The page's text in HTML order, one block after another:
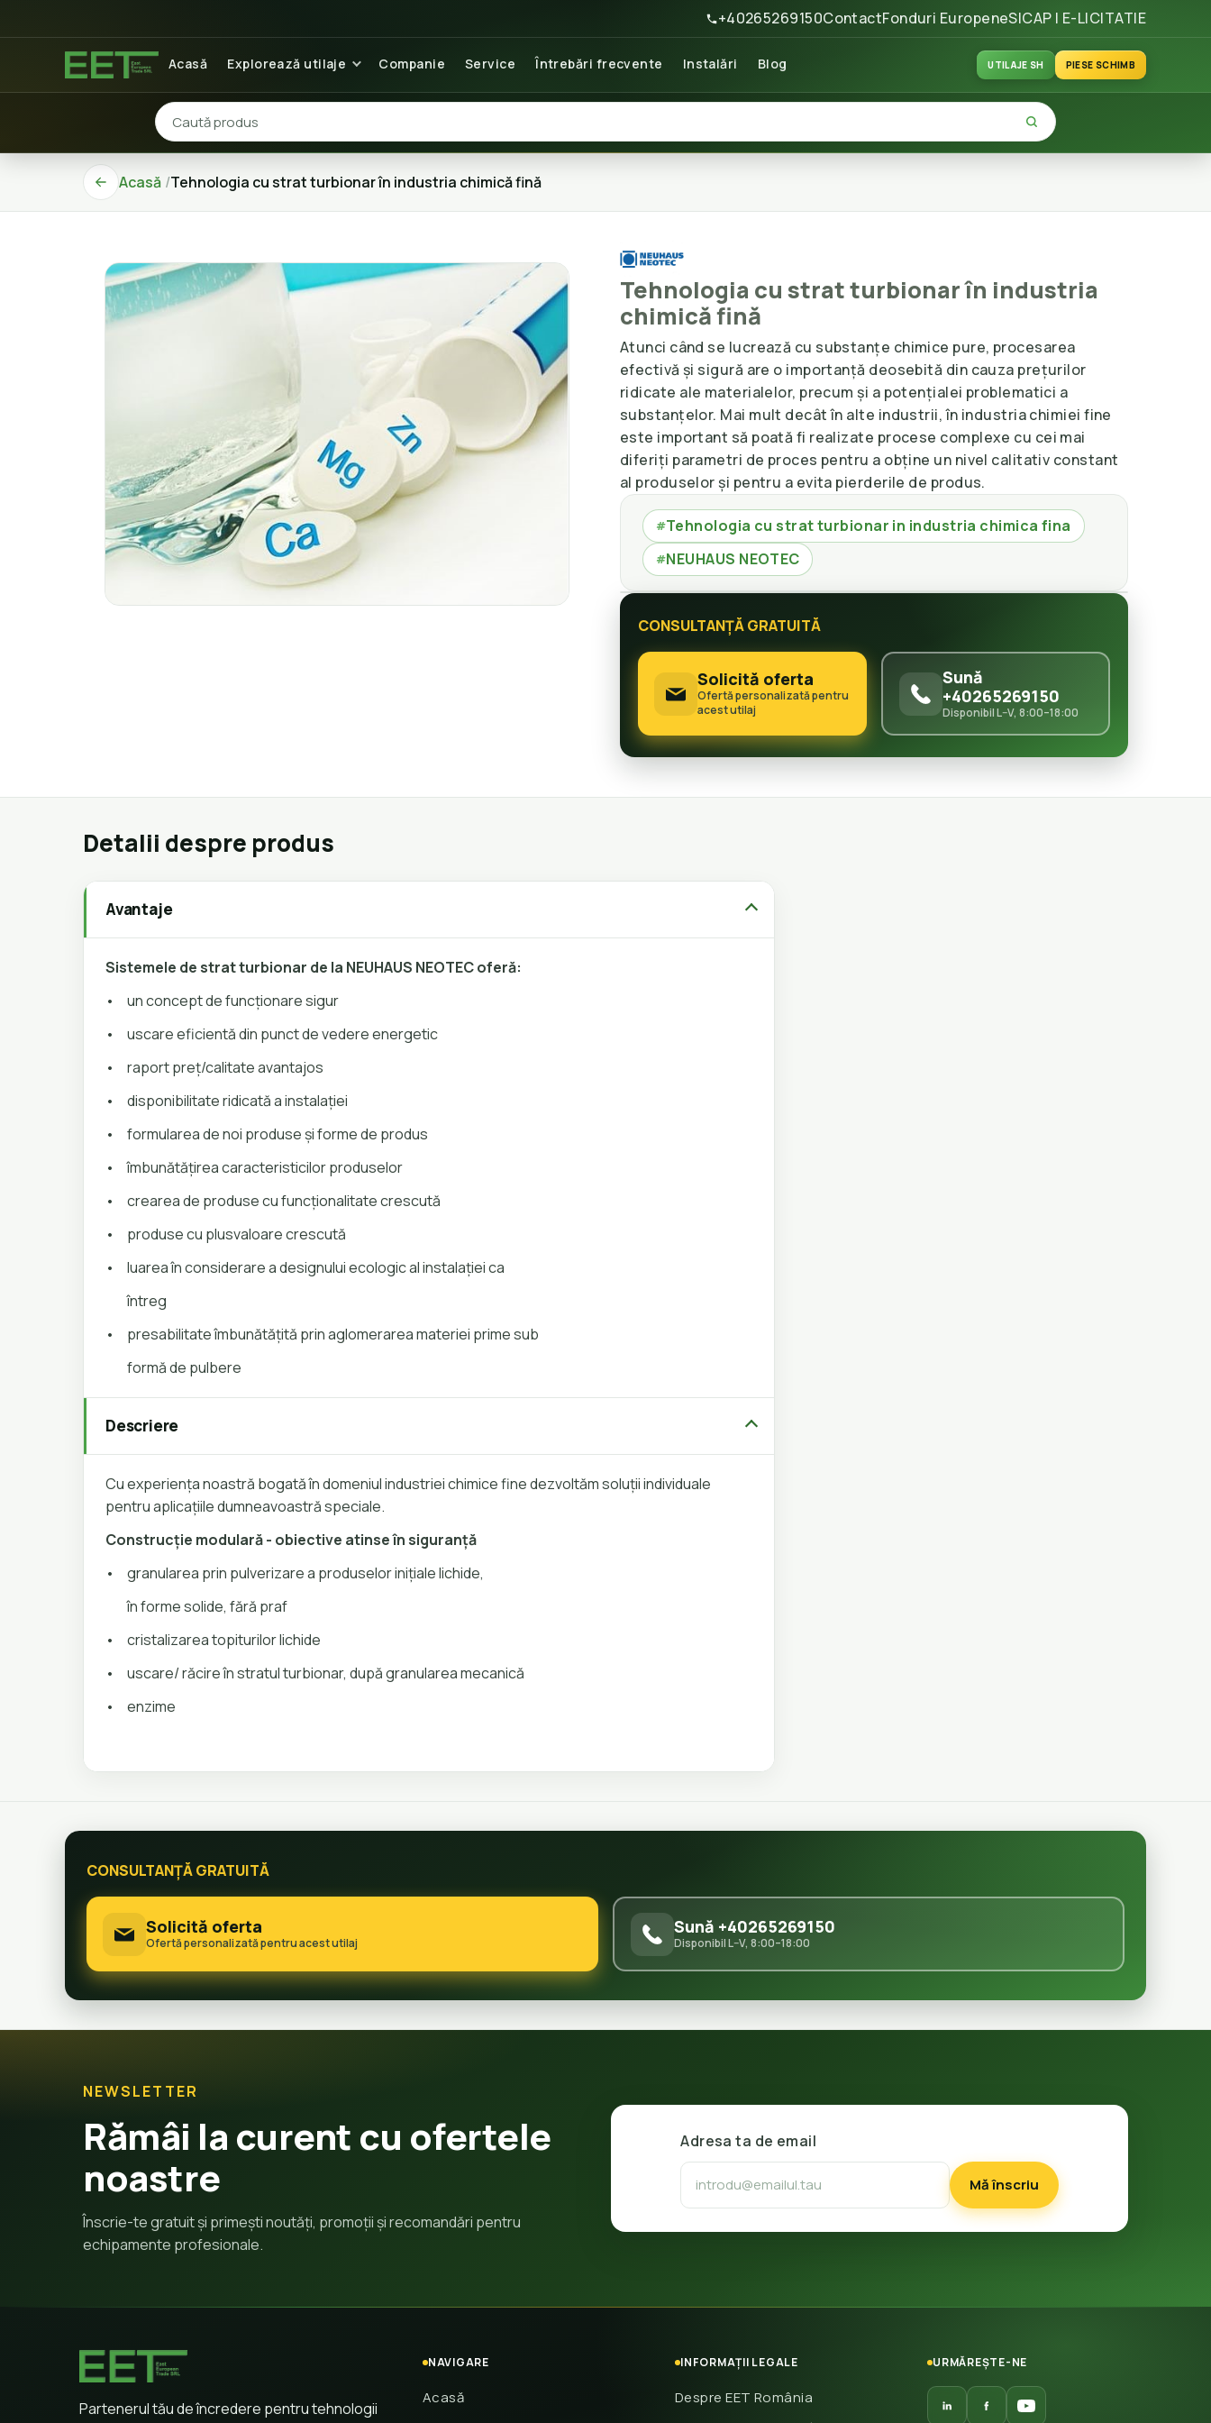
+40265269150ContactFonduri EuropeneSICAP | E-LICITATIE
Acasă Explorează utilaje Companie Service Întrebări frecvente Instalări Blog UTILAJE SH PIESE SCHIMB
Acasă Tehnologia cu strat turbionar în industria chimică fină
Tehnologia cu strat turbionar în industria
chimică fină
Atunci când se lucrează cu substanțe chimice pure, procesarea
efectivă și sigură are o importanță deosebită din cauza prețurilor
ridicate ale materialelor, precum și a potențialei problematici a
substanțelor. Mai mult decât în alte industrii, în industria chimiei fine
este important să poată fi realizate procese complexe cu cei mai
diferiți parametri de proces pentru a obține un nivel calitativ constant
al produselor și pentru a evita pierderile de produs.
#Tehnologia cu strat turbionar in industria chimica fina
#NEUHAUS NEOTEC
CONSULTANȚĂ GRATUITĂ
Solicită oferta
Ofertă personalizată pentru
acest utilaj
Sună
+40265269150
Disponibil L–V, 8:00–18:00
Detalii despre produs
Avantaje
Sistemele de strat turbionar de la NEUHAUS NEOTEC oferă:
•
un concept de funcționare sigur
•
uscare eficientă din punct de vedere energetic
•
raport preț/calitate avantajos
•
disponibilitate ridicată a instalației
•
formularea de noi produse și forme de produs
•
îmbunătățirea caracteristicilor produselor
•
crearea de produse cu funcționalitate crescută
•
produse cu plusvaloare crescută
•
luarea în considerare a designului ecologic al instalației ca
întreg
•
presabilitate îmbunătățită prin aglomerarea materiei prime sub
formă de pulbere
Descriere
Cu experiența noastră bogată în domeniul industriei chimice fine dezvoltăm soluții individuale
pentru aplicațiile dumneavoastră speciale.
Construcție modulară - obiective atinse în siguranță
•
granularea prin pulverizare a produselor inițiale lichide,
în forme solide, fără praf
•
cristalizarea topiturilor lichide
•
uscare/ răcire în stratul turbionar, după granularea mecanică
•
enzime
CONSULTANȚĂ GRATUITĂ
Solicită oferta
Ofertă personalizată pentru acest utilaj
Sună +40265269150
Disponibil L–V, 8:00–18:00
NEWSLETTER
Rămâi la curent cu ofertele
noastre
Înscrie-te gratuit și primești noutăți, promoții și recomandări pentru
echipamente profesionale.
Adresa ta de email
Mă înscriu
Partenerul tău de încredere pentru tehnologii
NAVIGARE
Acasă
INFORMAȚII LEGALE
Despre EET România
URMĂREȘTE-NE